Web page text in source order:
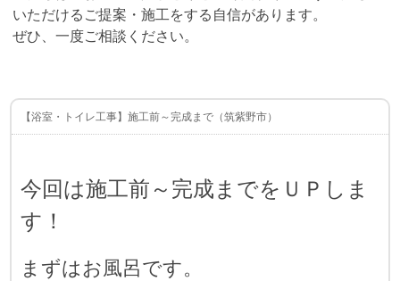
いただけるご提案・施工をする自信があります。
ぜひ、一度ご相談ください。
【浴室・トイレ工事】施工前～完成まで（筑紫野市）
今回は施工前～完成までをＵＰしま
す！
まずはお風呂です。